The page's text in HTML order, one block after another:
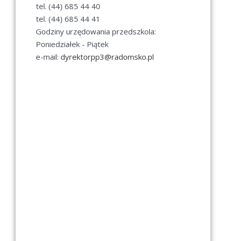
tel. (44) 685 44 40
tel. (44) 685 44 41
Godziny urzędowania przedszkola:
Poniedziałek - Piątek
e-mail:dyrektorpp3@radomsko.pl